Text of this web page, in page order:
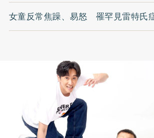
女童反常焦躁、易怒 罹罕見雷特氏